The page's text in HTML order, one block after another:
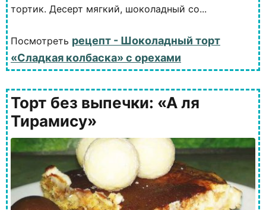
тортик. Десерт мягкий, шоколадный со...
Посмотреть рецепт - Шоколадный торт
«Сладкая колбаска» с орехами
Торт без выпечки: «А ля
Тирамису»